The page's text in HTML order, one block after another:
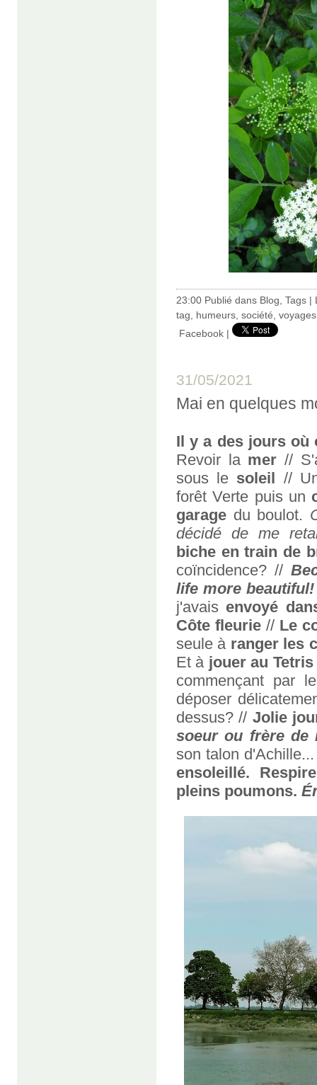
23:00 Publié dans Blog Tags |
tag
humeurs société voyages
Facebook |
31/05/2021
Mai en quelques
Il y a des jours où
Revoir la mer //
sous le soleil //
forêt Verte puis un
garage du boulot.
décidé de me
biche en train de
coïncidence? //
life more beautiful!
j'avais envoyé
Côte fleurie// Le
seule à ranger les
Et à jouer au Tetris
commençant par
déposer
dessus? // Jolie
soeur ou frère de
son talon
ensoleillé.
pleins poumons.